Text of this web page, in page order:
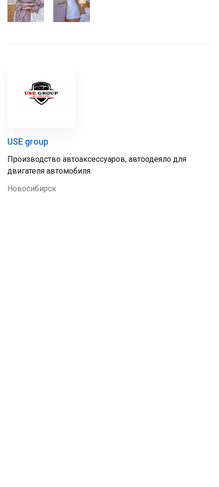
USE group
Производство автоаксессуаров, автоодеяло для
двигателя автомобиля.
Новосибирск